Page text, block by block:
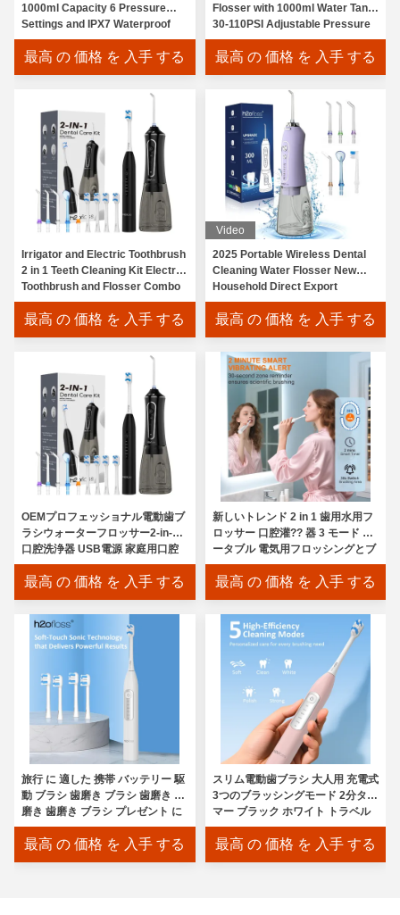
1000ml Capacity 6 Pressure
Settings and IPX7 Waterproof
Oral Irrigator
最高 の 価格 を 入手 する
Flosser with 1000ml Water Tank
30-110PSI Adjustable Pressure
and 1 Year Warranty for
Household Dental Care
最高 の 価格 を 入手 する
Irrigator and Electric Toothbrush
2 in 1 Teeth Cleaning Kit Electric
Toothbrush and Flosser Combo
Convenient for Travel & Home
最高 の 価格 を 入手 する
Video
2025 Portable Wireless Dental
Cleaning Water Flosser New
Household Direct Export
Instrument
最高 の 価格 を 入手 する
OEMプロフェッショナル電動歯ブ
ラシウォーターフロッサー2-in-1
口腔洗浄器 USB電源 家庭用口腔
衛生製品
最高 の 価格 を 入手 する
新しいトレンド 2 in 1 歯用水用フ
ロッサー 口腔灌?? 器 3 モード ポ
ータブル 電気用フロッシングとブ
ラッシングを1つに組み合わせる
最高 の 価格 を 入手 する
旅行 に 適した 携帯 バッテリー 駆
動 ブラシ 歯磨き ブラシ 歯磨き 歯
磨き 歯磨き ブラシ プレゼント に
準備 し て いる
最高 の 価格 を 入手 する
スリム電動歯ブラシ 大人用 充電式
3つのブラッシングモード 2分タイ
マー ブラック ホワイト トラベル
バッテリー交換
最高 の 価格 を 入手 する